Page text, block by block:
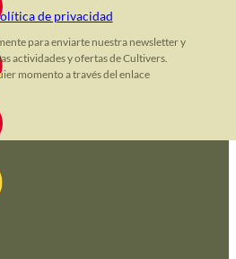
de privacidad
para enviarte nuestra newsletter y
actividades y ofertas de Cultivers.
momento a través del enlace